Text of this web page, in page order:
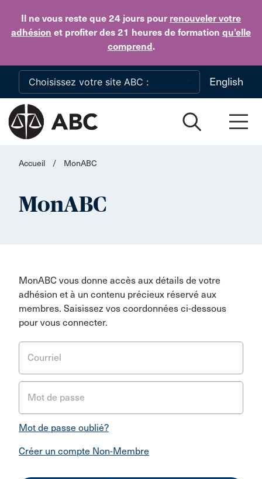
Il ne vous reste que 24 jours pour renouveler votre
adhésion et profiter des 21 heures de formation qu’elle
comprend.
Skip to main content
English
Accueil / MonABC
MonABC
MonABC vous donne accès aux détails de votre
adhésion et à un contenu précieux réservé aux
membres. Saisissez vos coordonnées ci-dessous
pour vous connecter.
Courriel
Mot de passe
Mot de passe oublié?
Créer un compte Non-Membre